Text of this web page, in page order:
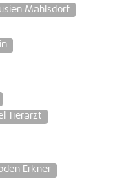
Mahlsdorf
Tierarzt
Erkner